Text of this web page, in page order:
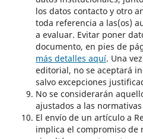
los datos contacto y otro
toda referencia a las(os)
a evaluar. Evitar poner
documento, en pies de
más detalles aquí. Una
editorial, no se aceptará
salvo excepciones
No se considerarán
ajustados a las
El envío de un artículo a
implica el compromiso de